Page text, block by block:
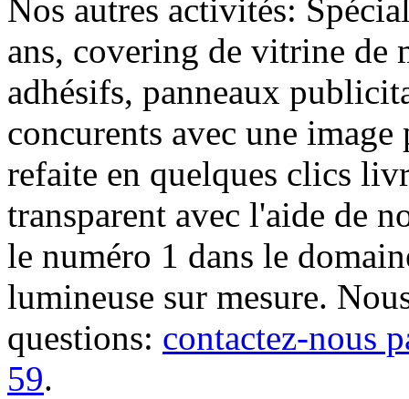
Nos autres activités:
ans, covering de vitrine de
adhésifs, panneaux
concurents avec une
refaite en quelques clics
transparent avec l'aide de
le numéro 1 dans le
lumineuse sur mesure.
questions: contactez-nous
59.